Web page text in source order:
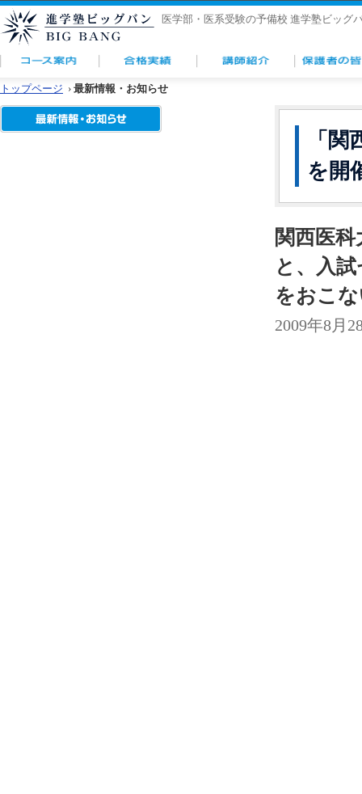
医学部・医系受験の予備校 進学塾ビッグ
トップページ › 最新情報・お知らせ
「
を開
関西医
と、入
をおこ
2009年8月